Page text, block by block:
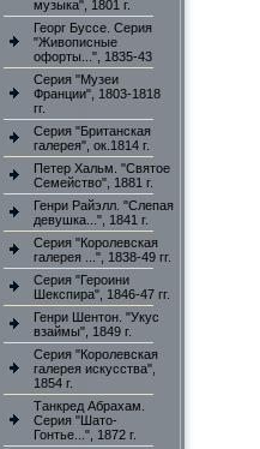
музыка", 1801 г.
Георг Буссе. Серия
"Живописные
офорты...", 1835-43
Серия "Музеи
Франции", 1803-1818
гг.
Серия "Британская
галерея", ок.1814 г.
Петер Хальм. "Святое
Семейство", 1881 г.
Генри Райэлл. "Слепая
девушка...", 1841 г.
Серия "Королевская
галерея ...", 1838-49 гг.
Серия "Героини
Шекспира", 1846-47 гг.
Генри Шентон. "Укус
взаймы", 1849 г.
Серия "Королевская
галерея искусства",
1854 г.
Танкред Абрахам.
Серия "Шато-
Гонтье...", 1872 г.